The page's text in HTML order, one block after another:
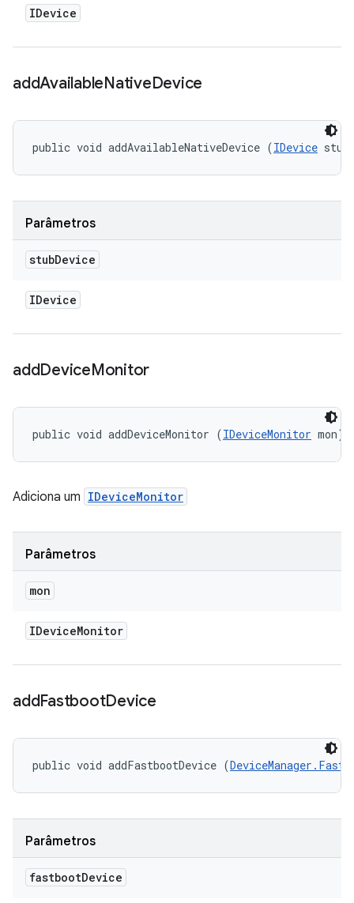
IDevice
addAvailableNativeDevice
public void addAvailableNativeDevice (IDevice
Parâmetros
stubDevice
IDevice
addDeviceMonitor
public void addDeviceMonitor (IDeviceMonitor mon)
Adiciona um IDeviceMonitor
Parâmetros
mon
IDeviceMonitor
addFastbootDevice
public void addFastbootDevice (
Parâmetros
fastbootDevice